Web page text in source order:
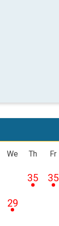
We
29
Th
35
Fr
35